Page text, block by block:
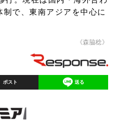
で、東南アジアを中心に
《森脇稔》
ポスト 送る